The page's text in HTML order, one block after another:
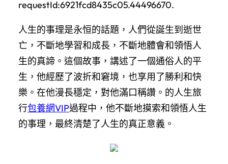
requestId:6921fcd8435c05.44496670.
人生的事理是永恒的話題，人們從誕生到逝世
亡，不斷地學習和成長，不斷地體會和領悟人
生的真諦。這個故事，講述了一個通俗人的平
生，他經歷了波折和窘境，也享用了勝利和快
樂。在他漫長穩定，對他滿口稱讚。的人生旅
行包養網VIP過程中，他不斷地摸索和領悟人生
的事理，最終清楚了人生的真正意義。